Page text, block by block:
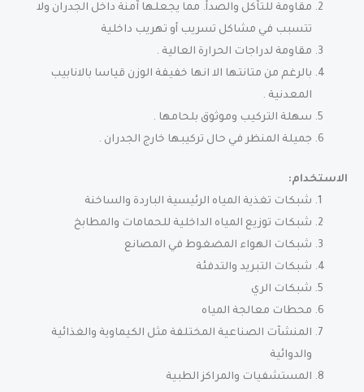
مقاومة للتآكل والصدأ. مما يجعلها آمنة داخل الجدران ولا
تتسبب في مشاكل تسريب أو تهريب داخلية
مقاومة لدراجات الحرارة العالية .
بالرغم من متانتها الا انها خفيفة الوزن قياسا بالانابيب
المعدنية .
سهلة التركيب وموثوق بلحامها .
جميلة المنظر في حال تركيبها خارج الجدران .
الاستخدام:
شبكات تغذية المياه الرئيسية الباردة والساخنة
شبكات توزيع المياه الداخلية للحمامات والمطابخ
شبكات الهواء المضغوط في المصانع
شبكات التبريد والتدفئة
شبكات الري
محطات معالجة المياه
المنشآت الصناعية المختلفة مثل الكيماوية والغذائية
والدوائية
المستشفيات والمراكز الطبية